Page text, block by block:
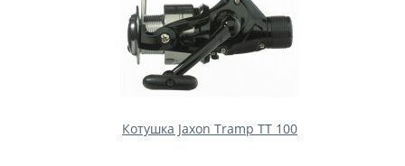
Котушка Jaxon Tramp TT 100